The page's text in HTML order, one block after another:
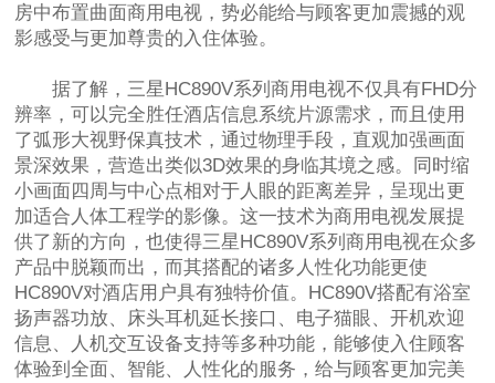
房中布置曲面商用电视，势必能给与顾客更加震撼的观
影感受与更加尊贵的入住体验。
据了解，三星HC890V系列商用电视不仅具有FHD分
辨率，可以完全胜任酒店信息系统片源需求，而且使用
了弧形大视野保真技术，通过物理手段，直观加强画面
景深效果，营造出类似3D效果的身临其境之感。同时缩
小画面四周与中心点相对于人眼的距离差异，呈现出更
加适合人体工程学的影像。这一技术为商用电视发展提
供了新的方向，也使得三星HC890V系列商用电视在众多
产品中脱颖而出，而其搭配的诸多人性化功能更使
HC890V对酒店用户具有独特价值。HC890V搭配有浴室
扬声器功放、床头耳机延长接口、电子猫眼、开机欢迎
信息、人机交互设备支持等多种功能，能够使入住顾客
体验到全面、智能、人性化的服务，给与顾客更加完美